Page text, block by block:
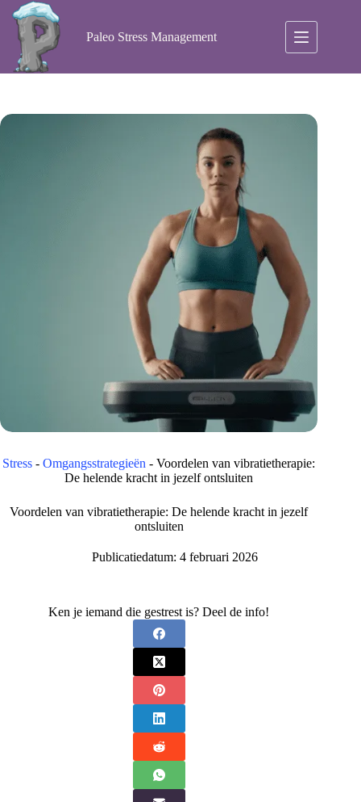
naar
inhoud
Paleo Stress Management
Stress -Omgangsstrategieën -Voordelen van vibratietherapie:
De helende kracht in jezelf ontsluiten
Voordelen van vibratietherapie: De helende kracht in jezelf
ontsluiten
Publicatiedatum: 4 februari 2026
Ken je iemand die gestrest is? Deel de info!